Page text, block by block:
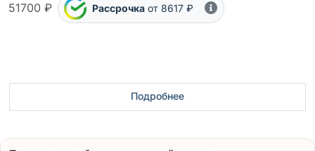
51700 ₽ Рассрочка от 8617 ₽
Подробнее